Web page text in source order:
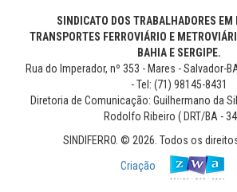
SINDICATO DOS TRABALHADORES EM
TRANSPORTES FERROVIÁRIO E
BAHIA E SERGIPE.
Rua do Imperador, nº 353 - Mares - Salvador-
- Tel: (71) 98145-8431
Diretoria de Comunicação: Guilhermano da
Rodolfo Ribeiro ( DRT/BA -
SINDIFERRO. © 2026. Todos os
Criação